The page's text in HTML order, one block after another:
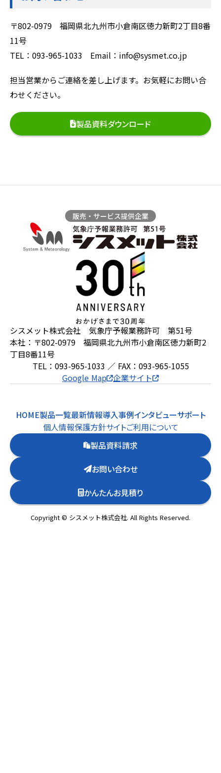
〒802-0979 福岡県北九州市小倉南区徳力新町2丁目8番
11号
TEL：093-965-1033 Email：info@sysmet.co.jp
担当営業からご連絡を差し上げます。お気軽にお問い合
わせください。
製品資料ダウンロード
販売・サービス提供企業
シスメット株式会社 気象庁予報業務許可 第51号
本社：〒802-0979 福岡県北九州市小倉南区徳力新町2
丁目8番11号
TEL：093-965-1033 ／ FAX：093-965-1055
Google Map 企業サイト
HOME製品一覧最新情報導入事例インタビューサポート
個人情報保護方針サイトご利用について
製品資料請求
お問い合わせ
かんたんお見積り
Copyright © シスメット株式会社. All Rights Reserved.